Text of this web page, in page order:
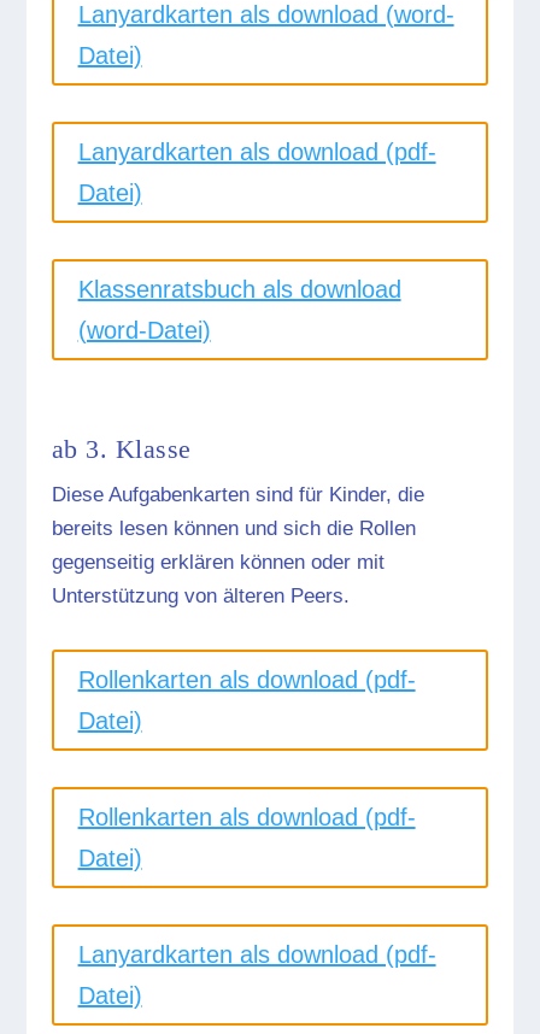
Lanyardkarten als download (word-
Datei)
Lanyardkarten als download (pdf-
Datei)
Klassenratsbuch als download
(word-Datei)
ab 3. Klasse
Diese Aufgabenkarten sind für Kinder, die
bereits lesen können und sich die Rollen
gegenseitig erklären können oder mit
Unterstützung von älteren Peers.
Rollenkarten als download (pdf-
Datei)
Rollenkarten als download (pdf-
Datei)
Lanyardkarten als download (pdf-
Datei)